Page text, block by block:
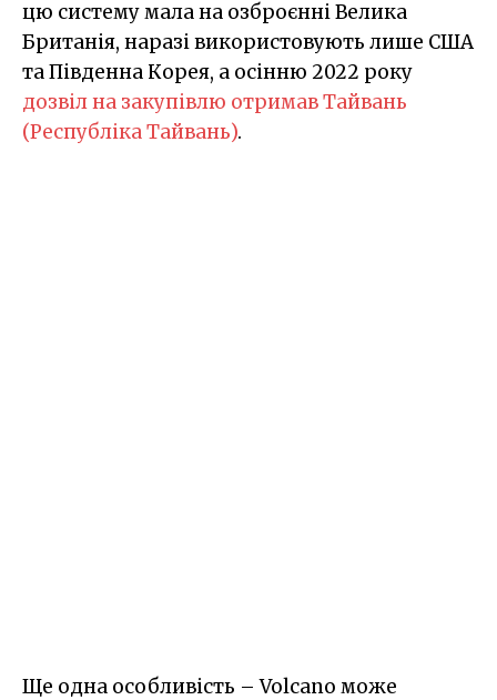
цю систему мала на озброєнні Велика
Британія, наразі використовують лише США
та Південна Корея, а осінню 2022 року
дозвіл на закупівлю отримав Тайвань
(Республіка Тайвань).
Ще одна особливість – Volcano може